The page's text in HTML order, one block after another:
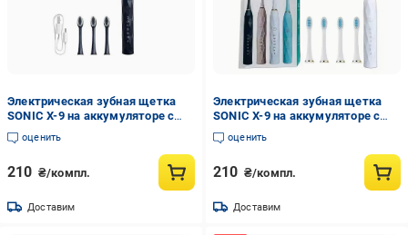
Электрическая зубная щетка
SONIC X-9 на аккумуляторе с
сменными насадками от USB
Черный (2436)
оценить
210 ₴/компл.
Доставим
Электрическая зубная щетка
SONIC X-9 на аккумуляторе с
сменными насадками от USB
Белый (2435)
оценить
210 ₴/компл.
Доставим